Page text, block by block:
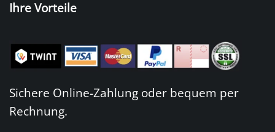
Ihre Vorteile
Sichere Online-Zahlung oder bequem per
Rechnung.